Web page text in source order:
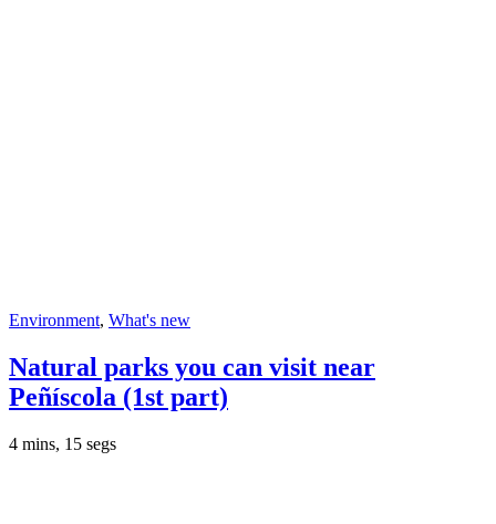
Environment, What's new
Natural parks you can visit near
Peñíscola (1st part)
4 mins, 15 segs